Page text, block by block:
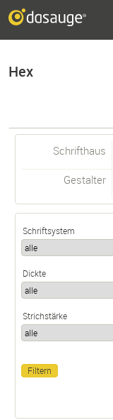
Hex
Schrifthaus
Gestalter
Schriftsystem
Dickte
Strichstärke